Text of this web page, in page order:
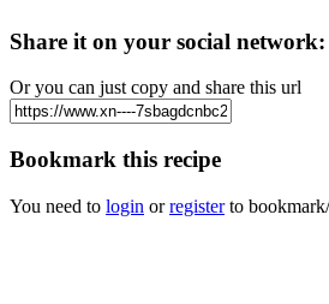
Share it on your social network:
Or you can just copy and share this url
Bookmark this recipe
You need to login orregisterto